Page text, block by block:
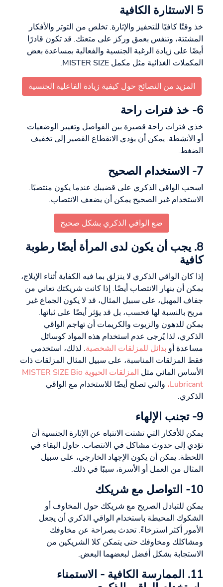
5 الاستثارة الكافية
خذ وقتًا كافيًا للتحفيز والإثارة. تخلص من التوتر والأفكار
المشتتة، وتنفس بعمق وركز على متعتك. قد تكون قادرًا
أيضًا على زيادة الرغبة الجنسية والفعالية بمساعدة بعض
المكملات الغذائية مثل مكمل MISTER SIZE.
المزيد من النصائح حول كيفية زيادة الفاعلية الجنسية
6- خذ فترات راحة
خذي فترات راحة قصيرة بين الفواصل وتغيير الوضعيات
أو الأنشطة. يمكن أن يؤدي الانقطاع القصير إلى تخفيف
الضغط.
7- الاستخدام الصحيح
اسحب الواقي الذكري على قضيبك عندما يكون منتصبًا.
الاستخدام غير الصحيح يمكن أن يضعف الانتصاب.
ضع الواقي الذكري بشكل صحيح
8. يجب أن يكون لدى المرأة أيضًا رطوبة
كافية
إذا كان الواقي الذكري لا ينزلق بما فيه الكفاية أثناء الإيلاج،
يمكن أن ينهار الانتصاب أيضًا. إذا كانت شريكتك تعاني من
جفاف المهبل، على سبيل المثال، قد لا يكون الجماع غير
مريح بالنسبة لها فحسب، بل قد يؤثر أيضًا على ثباتها.
يمكن للدهون والزيوت والكريمات أن تهاجم الواقي
الذكري، لذا يُرجى عدم استخدام هذه المواد كوسائل
مساعدة أو بدائل للمزلقات الشخصية. لذلك، استخدمي
فقط المزلقات المناسبة، على سبيل المثال المزلقات ذات
الأساس المائي مثل
المزلقات الحيوية MISTER SIZE Bio
Lubricant، والتي تصلح أيضًا للاستخدام مع الواقي
الذكري.
9- تجنب الإلهاء
يمكن للأفكار التي تشتت الانتباه عن الإثارة الجنسية أن
تؤدي إلى حدوث مشاكل في الانتصاب. حاول البقاء في
اللحظة. يمكن أن يكون الإجهاد الخارجي، على سبيل
المثال من العمل أو الأسرة، سببًا في ذلك.
10- التواصل مع شريكك
يمكن للتبادل الصريح مع شريكك حول المخاوف أو
الشكوك المحيطة باستخدام الواقي الذكري أن يجعل
الأمور أكثر استرخاءً. تحدث بصراحة عن مخاوفك
ومشاكلك ومخاوفك حتى يتمكن كلا الشريكين من
الاستجابة بشكل أفضل لبعضهما البعض.
11. الممارسة الكافية - الاستمناء